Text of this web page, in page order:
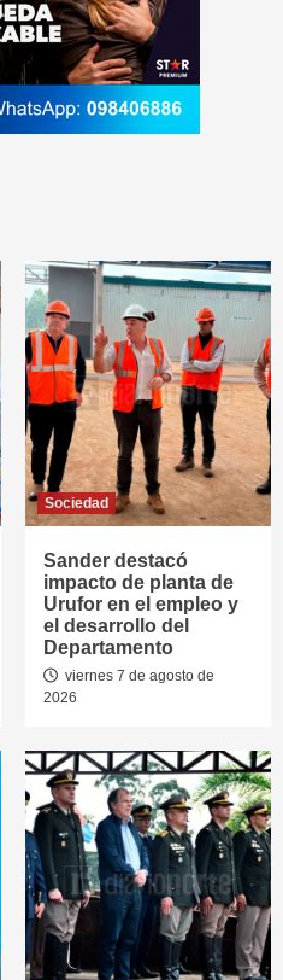
Sociedad
Sander destacó
impacto de planta de
Urufor en el empleo y
el desarrollo del
Departamento
viernes 7 de agosto de
2026